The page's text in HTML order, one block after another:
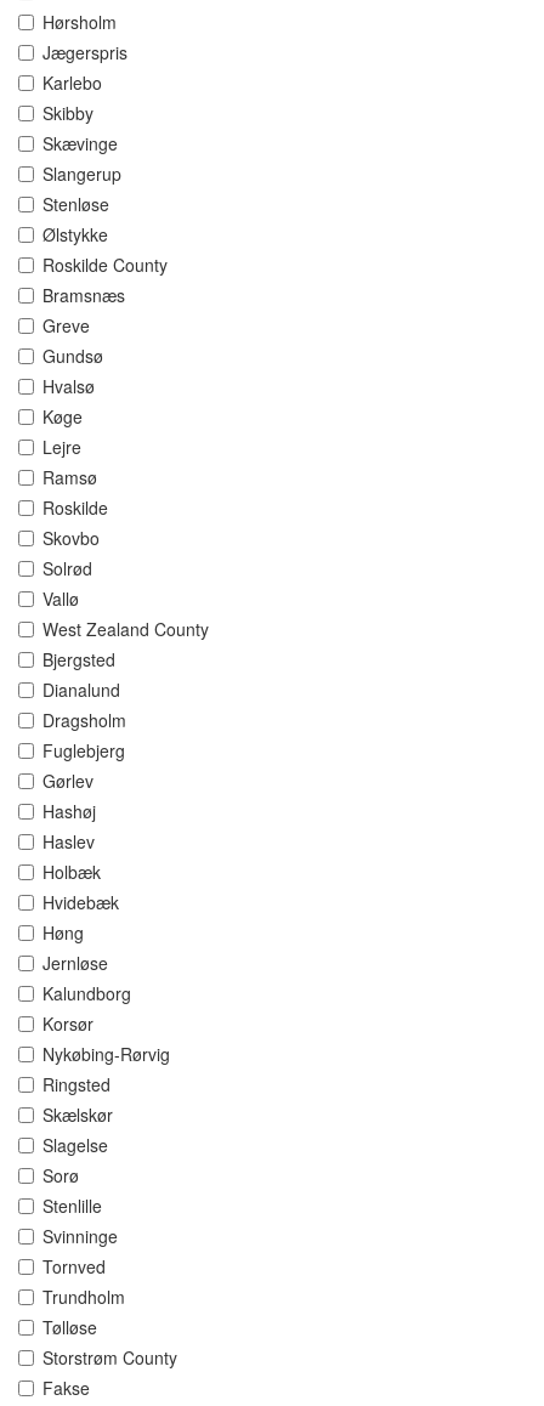
Hørsholm
Jægerspris
Karlebo
Skibby
Skævinge
Slangerup
Stenløse
Ølstykke
Roskilde County
Bramsnæs
Greve
Gundsø
Hvalsø
Køge
Lejre
Ramsø
Roskilde
Skovbo
Solrød
Vallø
West Zealand County
Bjergsted
Dianalund
Dragsholm
Fuglebjerg
Gørlev
Hashøj
Haslev
Holbæk
Hvidebæk
Høng
Jernløse
Kalundborg
Korsør
Nykøbing-Rørvig
Ringsted
Skælskør
Slagelse
Sorø
Stenlille
Svinninge
Tornved
Trundholm
Tølløse
Storstrøm County
Fakse